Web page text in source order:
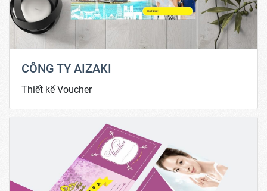
CÔNG TY AIZAKI
Thiết kế Voucher